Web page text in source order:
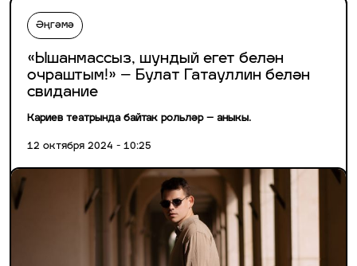
Әңгәмә
«Ышанмассыз, шундый егет белән
очраштым!» – Булат Гатауллин белән
свидание
Кариев театрында байтак рольләр – аныкы.
12 октября 2024 - 10:25